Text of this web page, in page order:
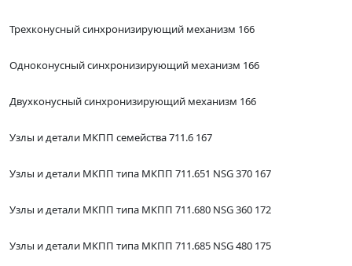
Трехконусный синхронизирующий механизм 166
Одноконусный синхронизирующий механизм 166
Двухконусный синхронизирующий механизм 166
Узлы и детали МКПП семейства 711.6 167
Узлы и детали МКПП типа МКПП 711.651 NSG 370 167
Узлы и детали МКПП типа МКПП 711.680 NSG 360 172
Узлы и детали МКПП типа МКПП 711.685 NSG 480 175